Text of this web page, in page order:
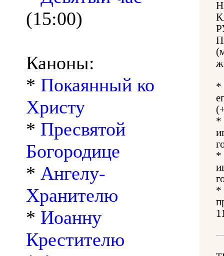
(15:00)
Каноны:
* Покаянный ко
Христу
* Пресвятой
Богородице
* Ангелу-
Хранителю
* Иоанну
Крестителю
*
*
*
*